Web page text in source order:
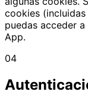
cookies
puedas acceder
App.
04